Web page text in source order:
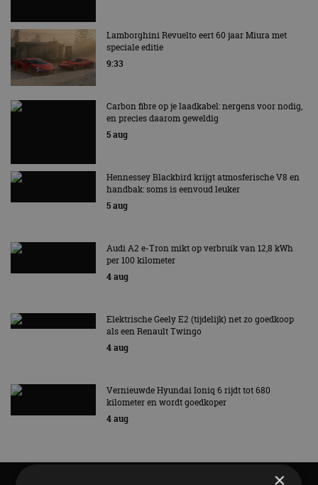
Lamborghini Revuelto eert 60 jaar Miura met
speciale editie
9:33
Carbon fibre op je laadkabel: nergens voor nodig,
en precies daarom geweldig
5 aug
Hennessey Blackbird krijgt atmosferische V8 en
handbak: soms is eenvoud leuker
5 aug
Audi A2 e-Tron mikt op verbruik van 12,8 kWh
per 100 kilometer
4 aug
Elektrische Geely E2 (tijdelijk) net zo goedkoop
als een Renault Twingo
4 aug
Vernieuwde Hyundai Ioniq 6 rijdt tot 680
kilometer en wordt goedkoper
4 aug
×